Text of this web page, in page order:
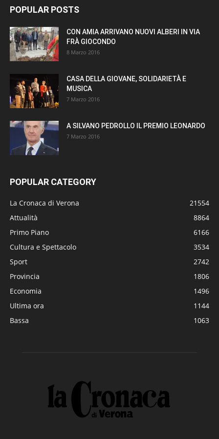
POPULAR POSTS
CON AMIA ARRIVANO NUOVI ALBERI IN VIA
FRÀ GIOCONDO
8 Marzo 2016
CASA DELLA GIOVANE, SOLIDARIETÀ E
MUSICA
7 Marzo 2016
A SILVANO PEDROLLO IL PREMIO LEONARDO
7 Marzo 2016
POPULAR CATEGORY
La Cronaca di Verona
21554
Attualità
8864
Primo Piano
6166
Cultura e Spettacolo
3534
Sport
2742
Provincia
1806
Economia
1496
Ultima ora
1144
Bassa
1063